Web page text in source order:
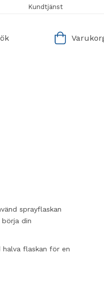
Kundtjänst
sprayflaskan
din
halva flaskan för en